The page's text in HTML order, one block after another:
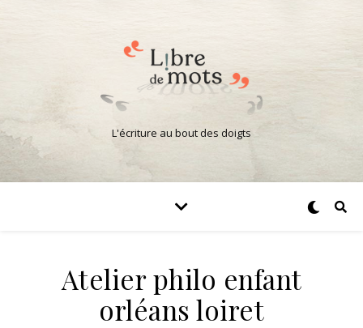
L'écriture au bout des doigts
Atelier philo enfant
orléans loiret